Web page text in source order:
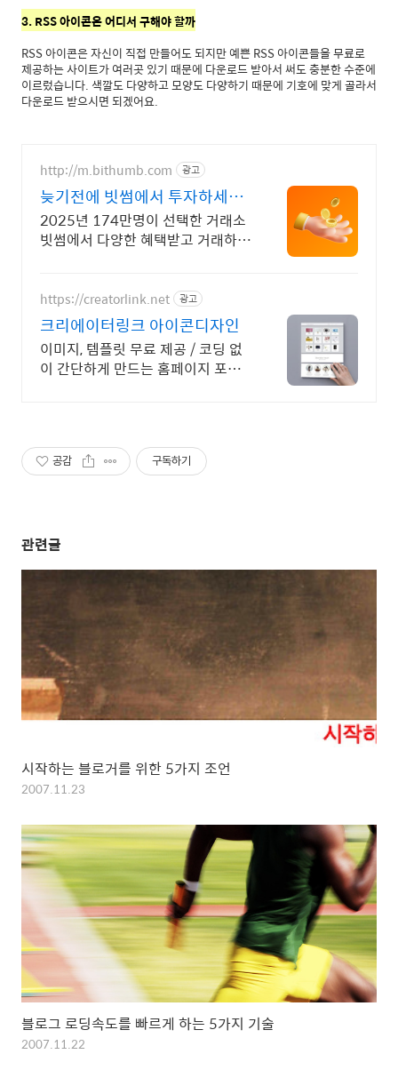
3. RSS 아이콘은 어디서 구해야 할까
RSS 아이콘은 자신이 직접 만들어도 되지만 예쁜 RSS 아이콘들을 무료로
제공하는 사이트가 여러곳 있기 때문에 다운로드 받아서 써도 충분한 수준에
이르렀습니다. 색깔도 다양하고 모양도 다양하기 때문에 기호에 맞게 골라서
다운로드 받으시면 되겠어요.
http://m.bithumb.com 광고
늦기전에 빗썸에서 투자하세요
신규 가입 시 5만원 혜택
2025년 174만명이 선택한 거래소
빗썸에서 다양한 혜택받고 거래하세
https://creatorlink.net 광고
크리에이터링크 아이콘디자인
이미지, 템플릿 무료 제공 / 코딩 없
이 간단하게 만드는 홈페이지 포트
공감 구독하기
관련글
시작하는 블로거를 위한 5가지 조언
2007.11.23
블로그 로딩속도를 빠르게 하는 5가지 기술
2007.11.22